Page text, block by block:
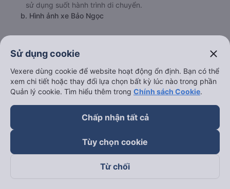
sử dụng suốt hành trình di chuyển.
b. Hình ảnh xe Bảo Ngọc
Sử dụng cookie close
Vexere dùng cookie để website hoạt động ổn định. Bạn có thể
xem chi tiết hoặc thay đổi lựa chọn bất kỳ lúc nào trong phần
Quản lý cookie. Tìm hiểu thêm trong Chính sách Cookie.
Chấp nhận tất cả
Tùy chọn cookie
Từ chối